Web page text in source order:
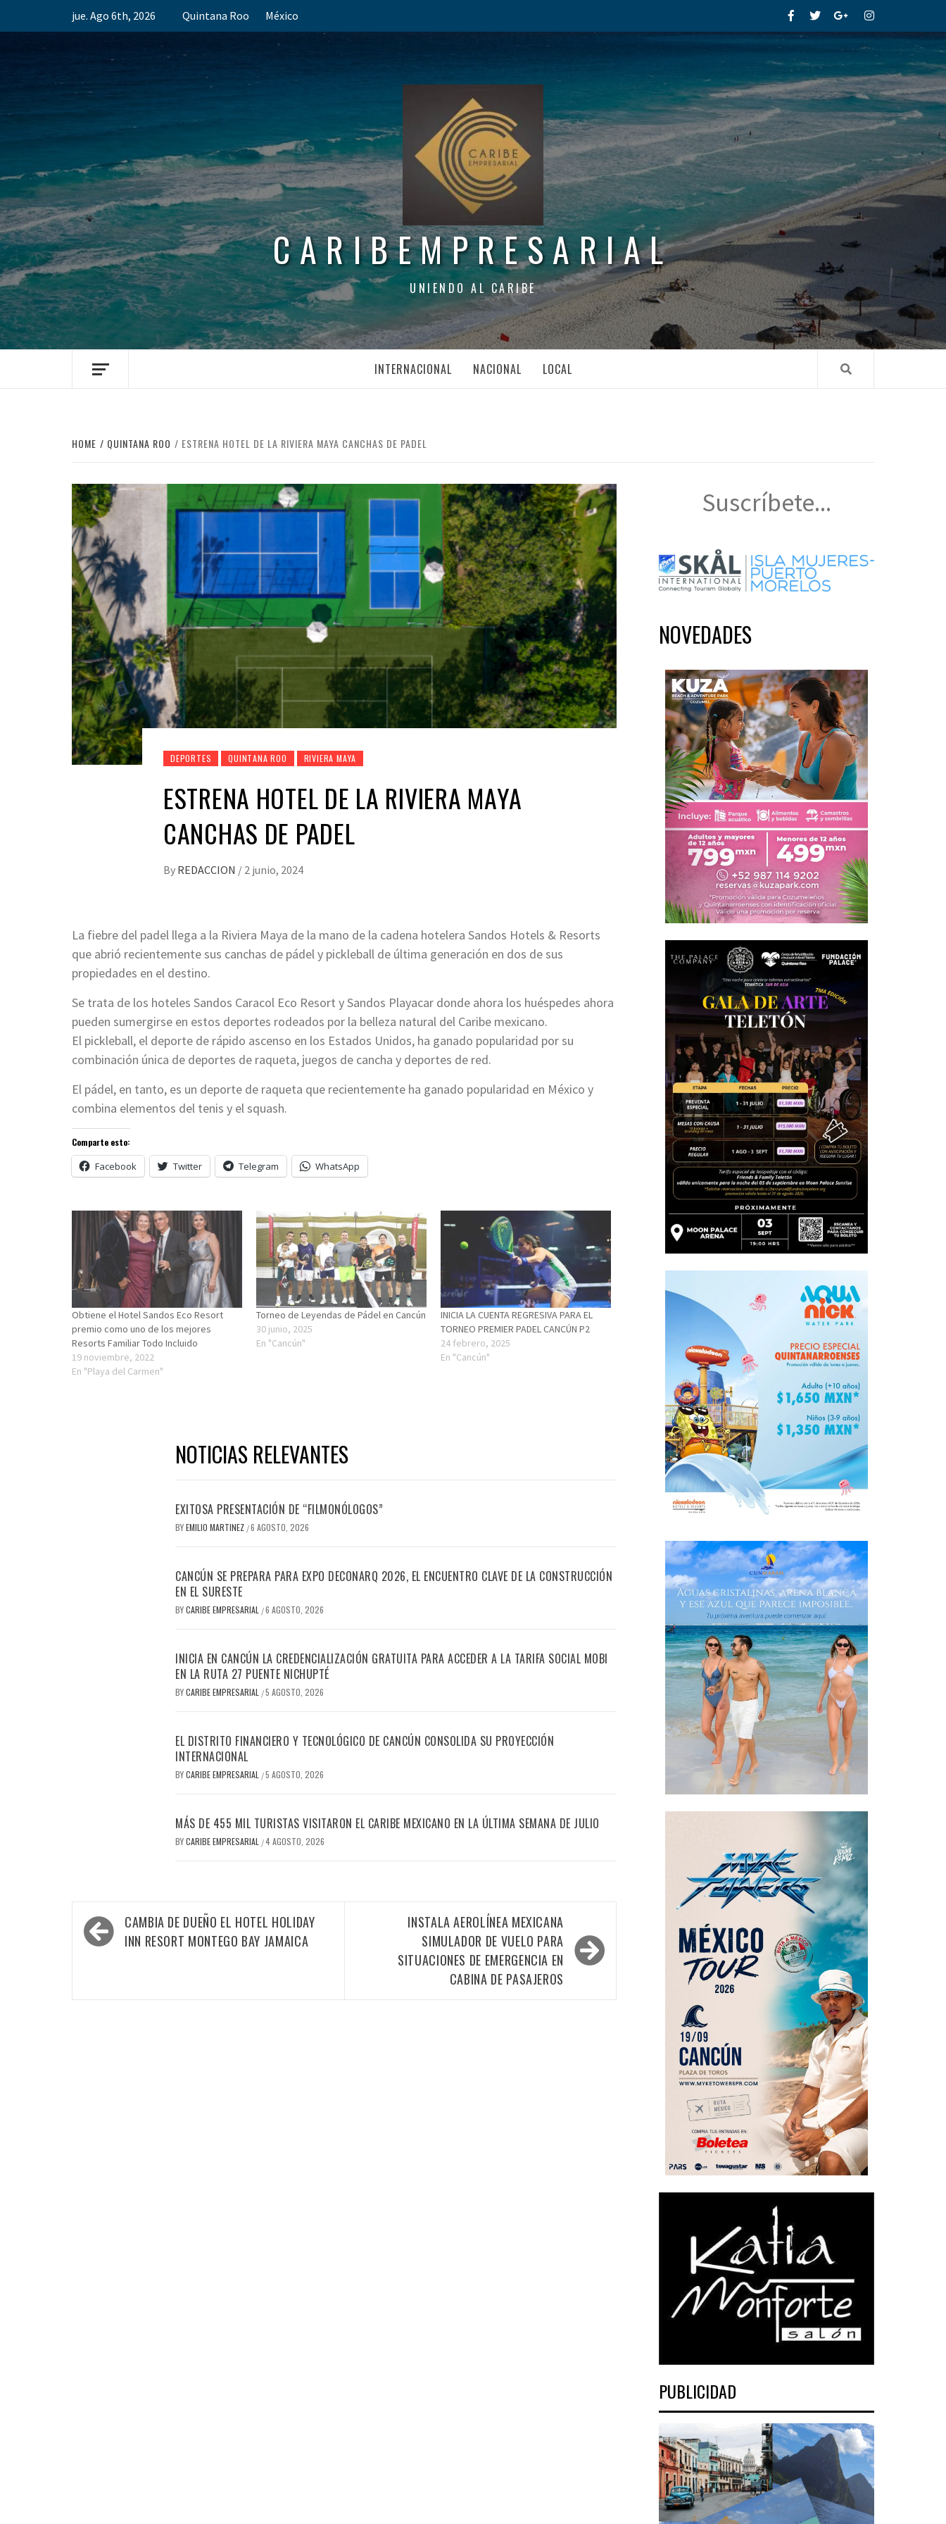
jue. Ago 6th, 2026 Quintana Roo México FacebookTwitterGoogle+Instagram
CARIBEMPRESARIAL
UNIENDO AL CARIBE
INTERNACIONAL NACIONAL LOCAL
HOME QUINTANA ROO ESTRENA HOTEL DE LA RIVIERA MAYA CANCHAS DE PADEL
DEPORTES QUINTANA ROO RIVIERA MAYA
ESTRENA HOTEL DE LA RIVIERA MAYA
CANCHAS DE PADEL
By REDACCION / 2 junio, 2024
La fiebre del padel llega a la Riviera Maya de la mano de la cadena hotelera Sandos Hotels & Resorts
que abrió recientemente sus canchas de pádel y pickleball de última generación en dos de sus
propiedades en el destino.
Se trata de los hoteles Sandos Caracol Eco Resort y Sandos Playacar donde ahora los huéspedes ahora
pueden sumergirse en estos deportes rodeados por la belleza natural del Caribe mexicano.
El pickleball, el deporte de rápido ascenso en los Estados Unidos, ha ganado popularidad por su
combinación única de deportes de raqueta, juegos de cancha y deportes de red.
El pádel, en tanto, es un deporte de raqueta que recientemente ha ganado popularidad en México y
combina elementos del tenis y el squash.
Comparte esto:
Facebook Twitter Telegram WhatsApp
Obtiene el Hotel Sandos Eco Resort
premio como uno de los mejores
Resorts Familiar Todo Incluido
19 noviembre, 2022
En "Playa del Carmen"
Torneo de Leyendas de Pádel en Cancún
30 junio, 2025
En "Cancún"
INICIA LA CUENTA REGRESIVA PARA EL
TORNEO PREMIER PADEL CANCÚN P2
24 febrero, 2025
En "Cancún"
NOTICIAS RELEVANTES
EXITOSA PRESENTACIÓN DE “FILMONÓLOGOS”
BYEMILIO MARTINEZ /6 AGOSTO, 2026
CANCÚN SE PREPARA PARA EXPO DECONARQ 2026, EL ENCUENTRO CLAVE DE LA CONSTRUCCIÓN
EN EL SURESTE
BYCARIBE EMPRESARIAL /6 AGOSTO, 2026
INICIA EN CANCÚN LA CREDENCIALIZACIÓN GRATUITA PARA ACCEDER A LA TARIFA SOCIAL MOBI
EN LA RUTA 27 PUENTE NICHUPTÉ
BYCARIBE EMPRESARIAL /5 AGOSTO, 2026
EL DISTRITO FINANCIERO Y TECNOLÓGICO DE CANCÚN CONSOLIDA SU PROYECCIÓN
INTERNACIONAL
BYCARIBE EMPRESARIAL /5 AGOSTO, 2026
MÁS DE 455 MIL TURISTAS VISITARON EL CARIBE MEXICANO EN LA ÚLTIMA SEMANA DE JULIO
BYCARIBE EMPRESARIAL /4 AGOSTO, 2026
Navegación
de
CAMBIA DE DUEÑO EL HOTEL HOLIDAY
INN RESORT MONTEGO BAY JAMAICA
INSTALA AEROLÍNEA MEXICANA
SIMULADOR DE VUELO PARA
SITUACIONES DE EMERGENCIA EN
CABINA DE PASAJEROS
Suscríbete...
NOVEDADES
PUBLICIDAD